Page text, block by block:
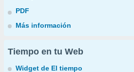
PDF
Más información
Tiempo en tu Web
Widget de El tiempo